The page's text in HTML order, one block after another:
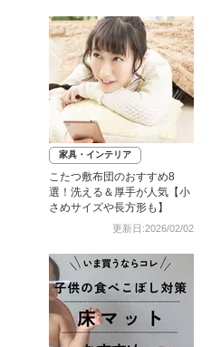
家具・インテリア
こたつ敷布団のおすすめ8
選！洗える＆厚手が人気【小
さめサイズや長方形も】
更新日:2026/02/02